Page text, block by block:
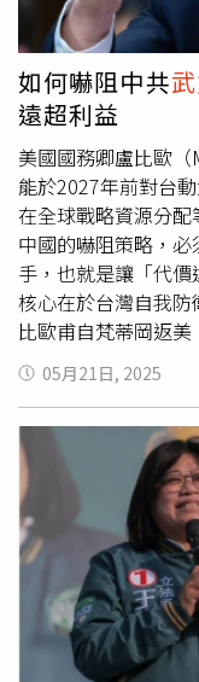
如何嚇阻中共
遠超利益
美國國務卿盧比歐
能於2027年前對台
在全球戰略資源分
中國的嚇阻策略，
手，也就是讓「代
核心在於台灣自我
比歐甫自梵蒂岡返
委員會聽證會。面
「中國領導人習近
力」的憂慮時，盧
高於可得利益」就是
要具備堅實防衛能
系。盧比歐提到，
（NATO）外長會議
高度關注，認為若
擊。盧比歐強調，
應把握機會整合盟
源分配時，盧比歐
05月21日, 2025